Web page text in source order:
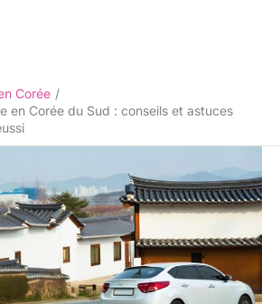
Corée
en Corée du Sud : conseils et astuces